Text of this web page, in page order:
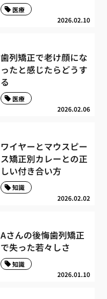
2026.02.10
医療
歯列矯正で老け顔にな
ったと感じたらどうす
る
2026.02.06
医療
ワイヤーとマウスピー
ス矯正別カレーとの正
しい付き合い方
2026.02.02
知識
Aさんの後悔歯列矯正
で失った若々しさ
2026.01.10
知識